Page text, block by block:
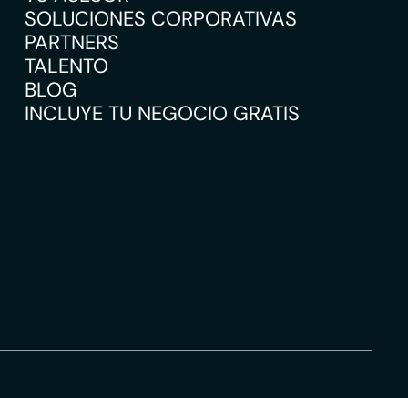
SOLUCIONES CORPORATIVAS
PARTNERS
TALENTO
BLOG
INCLUYE TU NEGOCIO GRATIS